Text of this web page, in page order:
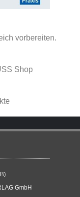
vorbereiten.
Shop
GmbH